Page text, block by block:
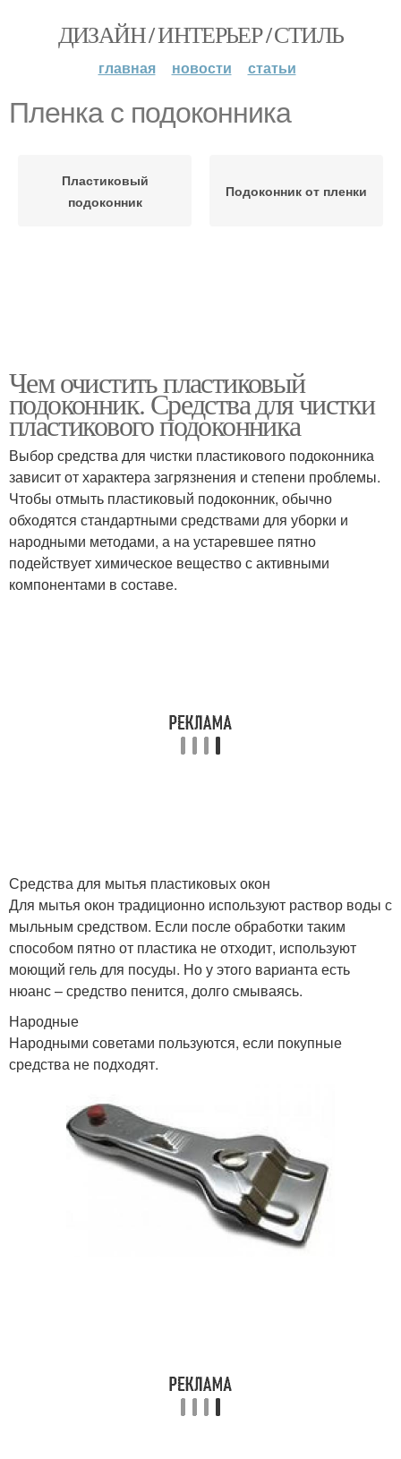
ДИЗАЙН / ИНТЕРЬЕР / СТИЛЬ
главная новости статьи
Пленка с подоконника
Пластиковый
подоконник
Подоконник от пленки
Чем очистить пластиковый
подоконник. Средства для чистки
пластикового подоконника
Выбор средства для чистки пластикового подоконника
зависит от характера загрязнения и степени проблемы.
Чтобы отмыть пластиковый подоконник, обычно
обходятся стандартными средствами для уборки и
народными методами, а на устаревшее пятно
подействует химическое вещество с активными
компонентами в составе.
Средства для мытья пластиковых окон
Для мытья окон традиционно используют раствор воды с
мыльным средством. Если после обработки таким
способом пятно от пластика не отходит, используют
моющий гель для посуды. Но у этого варианта есть
нюанс – средство пенится, долго смываясь.
Народные
Народными советами пользуются, если покупные
средства не подходят.